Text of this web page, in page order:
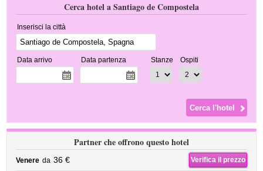
Cerca hotel a Santiago de Compostela
Inserisci la città
Data arrivo Data partenza Stanze Ospiti
Partner che offrono questo hotel
Venere da 36 € Verifica il prezzo